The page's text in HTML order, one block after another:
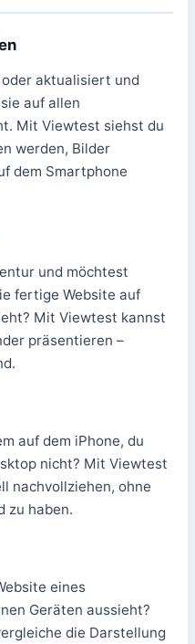
aktualisiert und
auf allen
Mit Viewtest siehst du
werden, Bilder
dem Smartphone
und möchtest
fertige Website auf
Mit Viewtest kannst
präsentieren –
auf dem iPhone, du
nicht? Mit Viewtest
nachvollziehen, ohne
zu haben.
eines
Geräten aussieht?
die Darstellung